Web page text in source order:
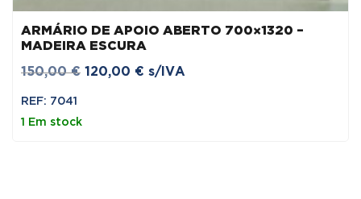
ARMÁRIO DE APOIO ABERTO 700×1320 –
MADEIRA ESCURA
150,00€ O
120,00 € O
s/IVA
REF: 7041
1 Em stock